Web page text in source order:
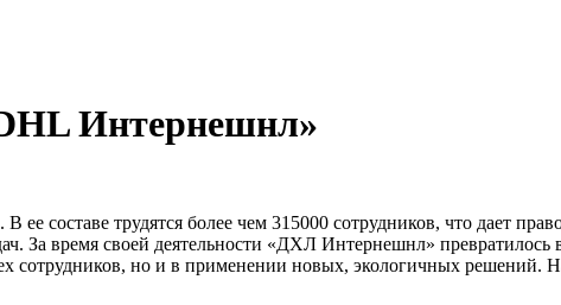
Интернешнл»
составе трудятся более чем 315000 сотрудников, что дает
За время своей деятельности «ДХЛ Интернешнл»
сотрудников, но и в применении новых, экологичных решений.